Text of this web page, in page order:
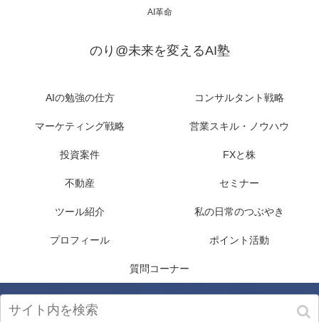
AI革命
のり@未来を変えるAI塾
AIの勉強の仕方 コンサルタント戦略
マーケティング戦略 営業スキル・ノウハウ
投資案件 FXと株
不動産 セミナー
ツール紹介 私の日常のつぶやき
プロフィール ポイント活動
質問コーナー